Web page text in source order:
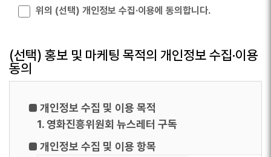
■ 동의를 거부할 권리가 있다는 사실과 동의 거부
에 따른 불이익 내용
대해 동의를 거부할 권리가 있습니다. 선택정보
위의 (선택) 개인정보 수집·이용에 동의합니다.
(선택) 홍보 및 마케팅 목적의 개인정보 수집·이용
동의
■ 개인정보 수집 및 이용 목적
1. 영화진흥위원회 뉴스레터 구독
■ 개인정보 수집 및 이용 항목